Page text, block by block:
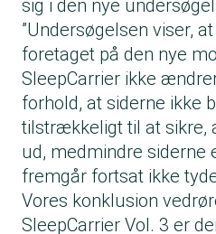
sig i den nye
”Undersøgelsen viser,
foretaget på den nye
SleepCarrier ikke
forhold, at siderne ikke
tilstrækkeligt til at sikre,
ud, medmindre siderne
fremgår fortsat ikke
Vores konklusion
SleepCarrier Vol. 3 er